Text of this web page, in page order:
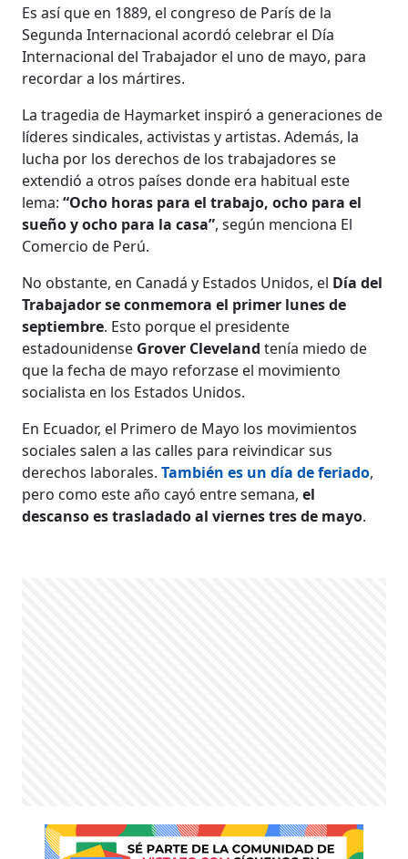
Es así que en 1889, el congreso de París de la
Segunda Internacional acordó celebrar el Día
Internacional del Trabajador el uno de mayo, para
recordar a los mártires.
La tragedia de Haymarket inspiró a generaciones de
líderes sindicales, activistas y artistas. Además, la
lucha por los derechos de los trabajadores se
extendió a otros países donde era habitual este
lema:“Ocho horas para el trabajo, ocho para el
sueño y ocho para la casa”, según menciona El
Comercio de Perú.
No obstante, en Canadá y Estados Unidos, el Día del
Trabajador se conmemora el primer lunes de
septiembre. Esto porque el presidente
estadounidense Grover Cleveland tenía miedo de
que la fecha de mayo reforzase el movimiento
socialista en los Estados Unidos.
En Ecuador, el Primero de Mayo los movimientos
sociales salen a las calles para reivindicar sus
derechos laborales.También es un día de feriado,
pero como este año cayó entre semana,el
descanso es trasladado al viernes tres de mayo.